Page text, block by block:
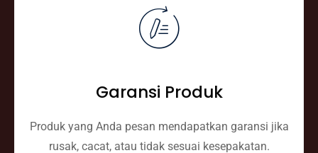
Garansi Produk
Produk yang Anda pesan mendapatkan garansi jika
rusak, cacat, atau tidak sesuai kesepakatan.